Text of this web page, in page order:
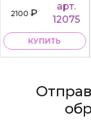
2100₽
арт.
12075
КУПИТЬ